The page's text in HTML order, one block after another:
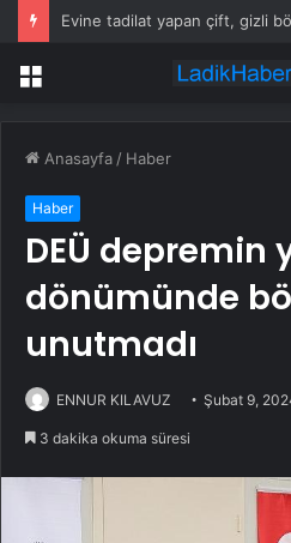
Menü
Anasayfa / Haber
Haber
DEÜ depremin
dönümünde
unutmadı
ENNUR KILAVUZ Şubat 9,
3 dakika okuma süresi